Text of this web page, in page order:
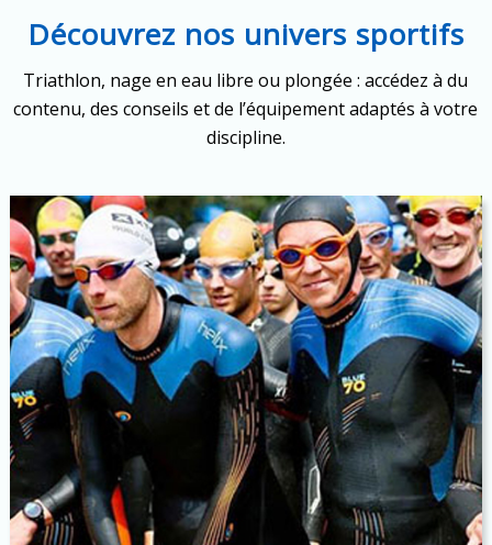
Découvrez nos univers sportifs
Triathlon, nage en eau libre ou plongée : accédez à du
contenu, des conseils et de l’équipement adaptés à votre
discipline.